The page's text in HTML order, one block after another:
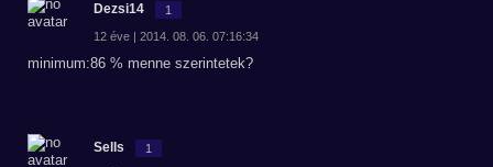
Dezsi14 1
12 éve | 2014. 08. 06. 07:16:34
minimum:86 % menne szerintetek?
Sells 1